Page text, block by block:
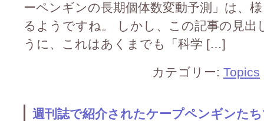
ーペンギンの長期個体数変動予測」は、
るようですね。 しかし、この記事の見
うに、これはあくまでも「科学 […]
カテゴリー: Topics
週刊誌で紹介されたケープペンギンた